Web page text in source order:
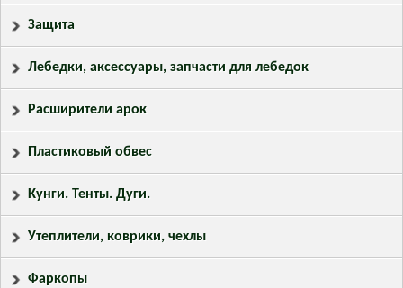
Защита
Лебедки, аксессуары, запчасти для лебедок
Расширители арок
Пластиковый обвес
Кунги. Тенты. Дуги.
Утеплители, коврики, чехлы
Фаркопы